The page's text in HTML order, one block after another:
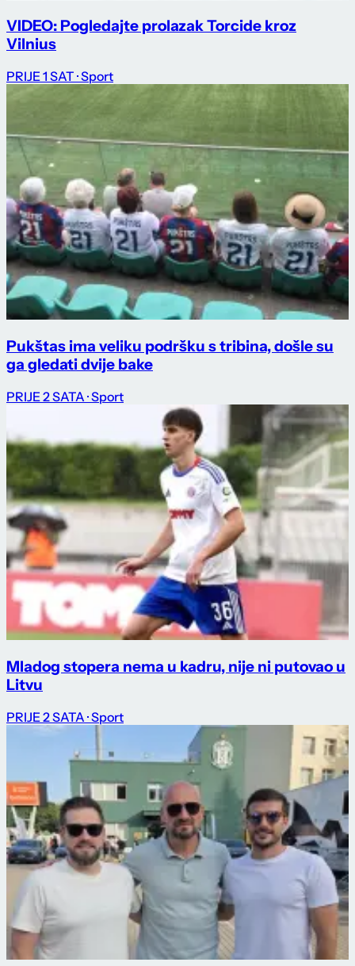
VIDEO: Pogledajte prolazak Torcide kroz
Vilnius
PRIJE 1 SAT · Sport
Pukštas ima veliku podršku s tribina, došle su
ga gledati dvije bake
PRIJE 2 SATA · Sport
Mladog stopera nema u kadru, nije ni putovao u
Litvu
PRIJE 2 SATA · Sport